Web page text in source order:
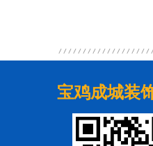
宝鸡成城装